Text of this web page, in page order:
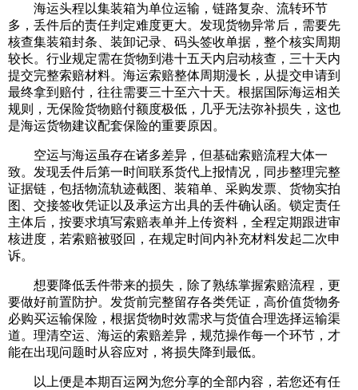
海运头程以集装箱为单位运输，链路复杂、流转环节
多，丢件后的责任判定难度更大。发现货物异常后，需要先
核查集装箱封条、装卸记录、码头签收单据，整个核实周期
较长。行业规定需在货物到港十五天内启动核查，三十天内
提交完整索赔材料。海运索赔整体周期漫长，从提交申请到
最终拿到赔付，往往需要三十至六十天。根据国际海运相关
规则，无保险货物赔付额度极低，几乎无法弥补损失，这也
是海运货物建议配套保险的重要原因。
空运与海运虽存在诸多差异，但基础索赔流程大体一
致。发现丢件后第一时间联系货代上报情况，同步整理完整
证据链，包括物流轨迹截图、装箱单、采购发票、货物实拍
图、交接签收凭证以及承运方出具的丢件确认函。锁定责任
主体后，按要求填写索赔表单并上传资料，全程定期跟进审
核进度，若索赔被驳回，在规定时间内补充材料发起二次申
诉。
想要降低丢件带来的损失，除了熟练掌握索赔流程，更
要做好前置防护。发货前完整留存各类凭证，高价值货物务
必购买运输保险，根据货物时效需求与货值合理选择运输渠
道。理清空运、海运的索赔差异，规范操作每一个环节，才
能在出现问题时从容应对，将损失降到最低。
以上便是本期百运网为您分享的全部内容，若您还有任